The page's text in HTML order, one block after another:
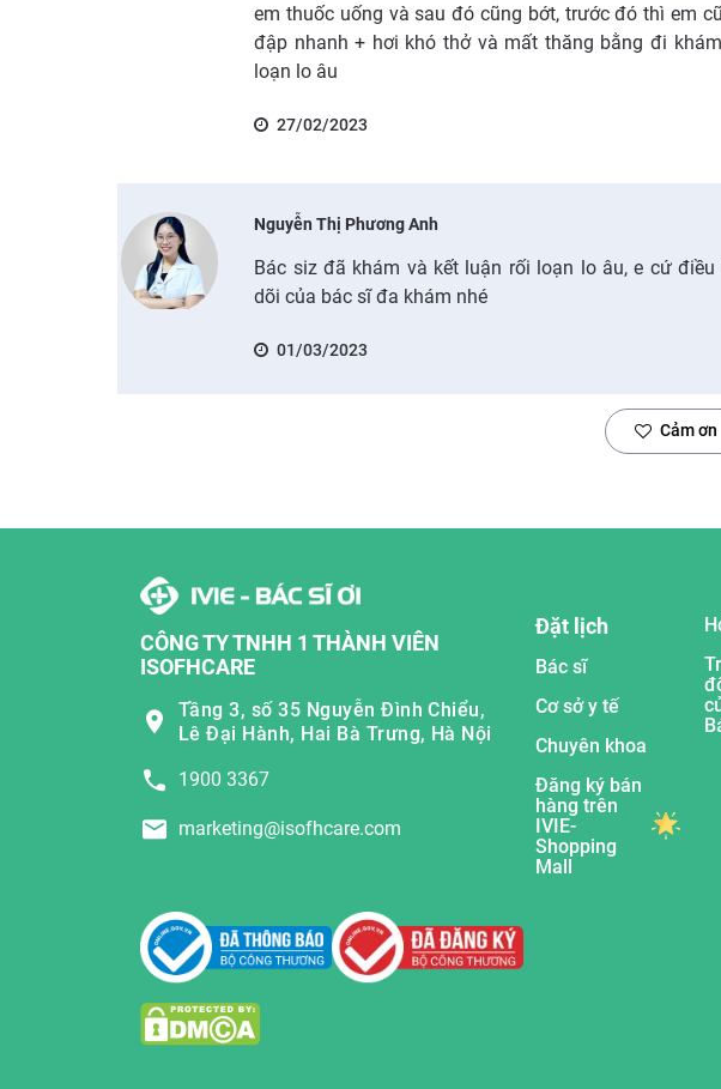
em thuốc uống và sau đó cũng bớt, trước đó thì em
đập nhanh + hơi khó thở và mất thăng bằng đi
loạn lo âu
27/02/2023
Nguyễn Thị Phương Anh
Bác siz đã khám và kết luận rối loạn lo âu, e cứ
dõi của bác sĩ đa khám nhé
01/03/2023
Cảm ơn
CÔNG TY TNHH 1 THÀNH VIÊN
ISOFHCARE
Tầng 3, số 35 Nguyễn Đình Chiểu,
Lê Đại Hành, Hai Bà Trưng, Hà Nội
1900 3367
marketing@isofhcare.com
Đặt lịch
Bác sĩ
Cơ sở y tế
Chuyên khoa
Đăng ký bán
hàng trên
IVIE-
Shopping
Mall